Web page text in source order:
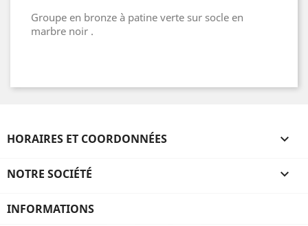
Groupe en bronze à patine verte sur socle en
marbre noir .
HORAIRES ET COORDONNÉES 
NOTRE SOCIÉTÉ 
INFORMATIONS